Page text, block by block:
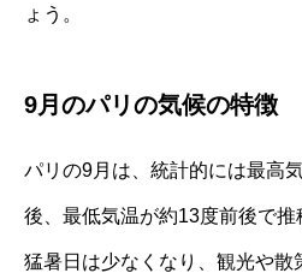
ょう。
9月のパリの気候の特徴
パリの9月は、統計的には最高
後、最低気温が約13度前後で
猛暑日は少なくなり、観光や散